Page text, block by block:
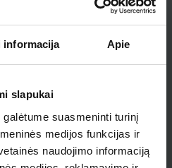
informacija Apie
slapukai
suasmeninti turinį
medijos funkcijas ir
naudojimo informaciją
korpuso apšv.,
0,3mA), IP55, Berker
13383512